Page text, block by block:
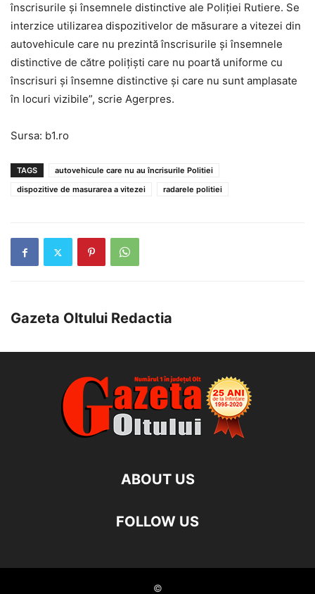
înscrisurile şi însemnele distinctive ale Poliţiei Rutiere. Se
interzice utilizarea dispozitivelor de măsurare a vitezei din
autovehicule care nu prezintă înscrisurile şi însemnele
distinctive de către poliţişti care nu poartă uniforme cu
înscrisuri şi însemne distinctive şi care nu sunt amplasate
în locuri vizibile”, scrie Agerpres.
Sursa: b1.ro
TAGS
autovehicule care nu au încrisurile Politiei
dispozitive de masurarea a vitezei
radarele politiei
Gazeta Oltului Redactia
ABOUT US
FOLLOW US
©